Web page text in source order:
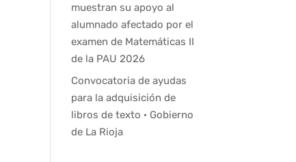
muestran su apoyo al
alumnado afectado por el
examen de Matemáticas II
de la PAU 2026
Convocatoria de ayudas
para la adquisición de
libros de texto · Gobierno
de La Rioja